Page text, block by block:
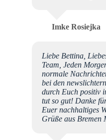
Imke Rosiejka
Liebe Bettina,
Team, Jeden
normale
bei den
durch Euch positiv
tut so gut! Danke
Euer nachhaltiges
Grüße aus Bremen